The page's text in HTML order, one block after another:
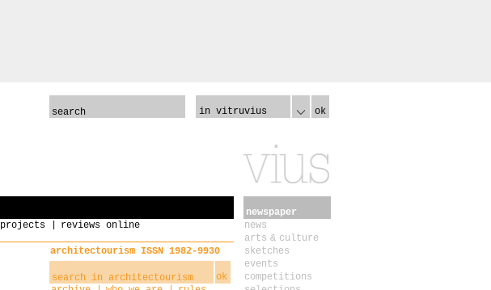
in vitruvius ok
projects reviews online
architectourism ISSN 1982-9930
ok
newspaper
news
arts & culture
sketches
events
competitions